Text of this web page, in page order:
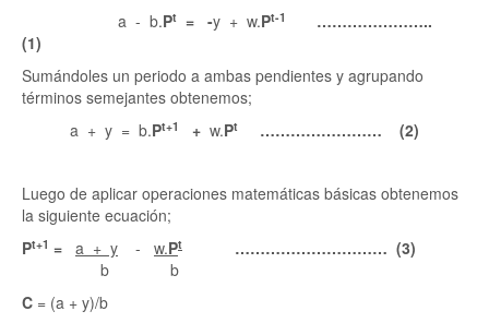
a - b.Pt = -y + w.Pt-1
…………………..
(1)
Sumándoles un periodo a ambas pendientes y agrupando
términos semejantes obtenemos;
a + y = b.Pt+1 + w.Pt …………………… (2)
Luego de aplicar operaciones matemáticas básicas obtenemos
la siguiente ecuación;
Pt+1 = a + y - w.Pt
………………………… (3)
b b
C = (a + y)/b